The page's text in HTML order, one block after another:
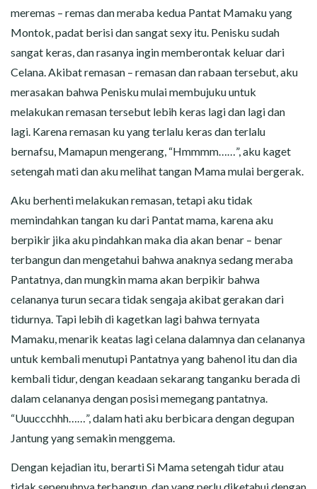
meremas – remas dan meraba kedua Pantat Mamaku yang
Montok, padat berisi dan sangat sexy itu. Penisku sudah
sangat keras, dan rasanya ingin memberontak keluar dari
Celana. Akibat remasan – remasan dan rabaan tersebut, aku
merasakan bahwa Penisku mulai membujuku untuk
melakukan remasan tersebut lebih keras lagi dan lagi dan
lagi. Karena remasan ku yang terlalu keras dan terlalu
bernafsu, Mamapun mengerang, “Hmmmm……”, aku kaget
setengah mati dan aku melihat tangan Mama mulai bergerak.
Aku berhenti melakukan remasan, tetapi aku tidak
memindahkan tangan ku dari Pantat mama, karena aku
berpikir jika aku pindahkan maka dia akan benar – benar
terbangun dan mengetahui bahwa anaknya sedang meraba
Pantatnya, dan mungkin mama akan berpikir bahwa
celananya turun secara tidak sengaja akibat gerakan dari
tidurnya. Tapi lebih di kagetkan lagi bahwa ternyata
Mamaku, menarik keatas lagi celana dalamnya dan celananya
untuk kembali menutupi Pantatnya yang bahenol itu dan dia
kembali tidur, dengan keadaan sekarang tanganku berada di
dalam celananya dengan posisi memegang pantatnya.
“Uuuccchhh……”, dalam hati aku berbicara dengan degupan
Jantung yang semakin menggema.
Dengan kejadian itu, berarti Si Mama setengah tidur atau